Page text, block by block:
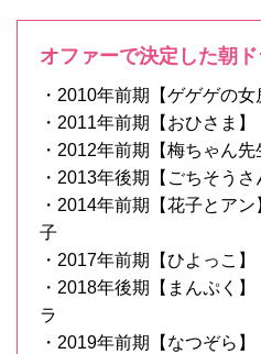
オファーで決定した朝ド
・2010年前期【ゲゲ
・2011年前期【お
・2012年前期【梅ち
・2013年後期【ご
・2014年前期【花
子
・2017年前期【ひ
・2018年後期【ま
ラ
・2019年前期【な